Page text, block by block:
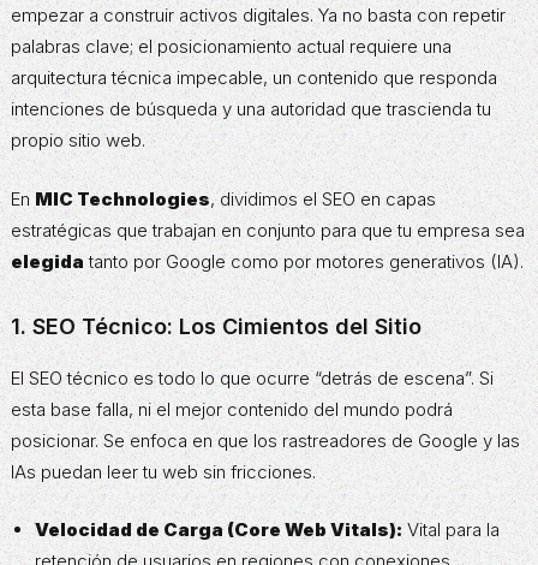
empezar a construir activos digitales. Ya no basta con repetir
palabras clave; el posicionamiento actual requiere una
arquitectura técnica impecable, un contenido que responda
intenciones de búsqueda y una autoridad que trascienda tu
propio sitio web.
En MIC Technologies, dividimos el SEO en capas
estratégicas que trabajan en conjunto para que tu empresa sea
elegida tanto por Google como por motores generativos (IA).
1. SEO Técnico: Los Cimientos del Sitio
El SEO técnico es todo lo que ocurre “detrás de escena”. Si
esta base falla, ni el mejor contenido del mundo podrá
posicionar. Se enfoca en que los rastreadores de Google y las
IAs puedan leer tu web sin fricciones.
Velocidad de Carga (Core Web Vitals): Vital para la